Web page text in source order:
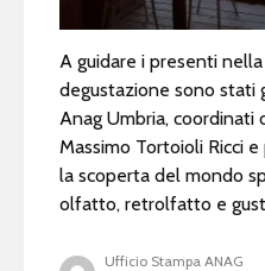
A guidare i presenti
degustazione sono stati
Anag Umbria, coordinati
Massimo Tortoioli Ricci
la scoperta del mondo
olfatto, retrolfatto e
Ufficio Stampa ANAG